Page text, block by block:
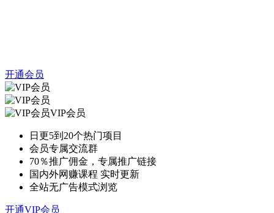
开通会员
VIP会员
日更5到20个热门项目
会员专属交流群
70％推广佣金，专属推广链接
国内外网赚课程 实时更新
全站无广告模式浏览
开通VIP会员